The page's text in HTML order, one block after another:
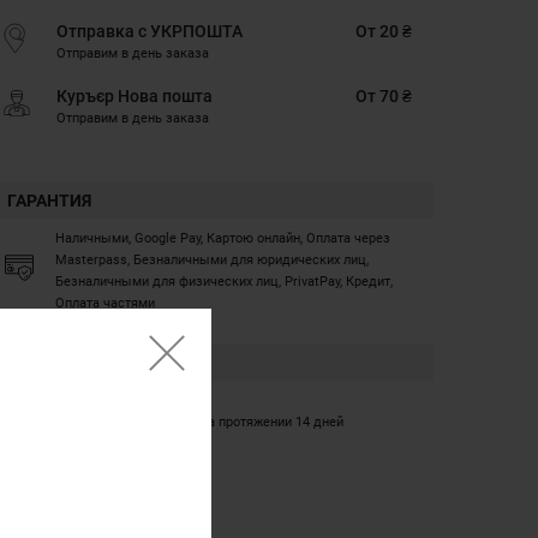
Отправка с УКРПОШТА
Отправим в день заказа
От 20 ₴
Куръєр Нова пошта
Отправим в день заказа
От 70 ₴
ГАРАНТИЯ
Наличными, Google Pay, Картою онлайн, Оплата через
Masterpass, Безналичными для юридических лиц,
Безналичными для физических лиц, PrivatPay, Кредит,
Оплата частями
Обмен/возврат товара на протяжении 14 дней